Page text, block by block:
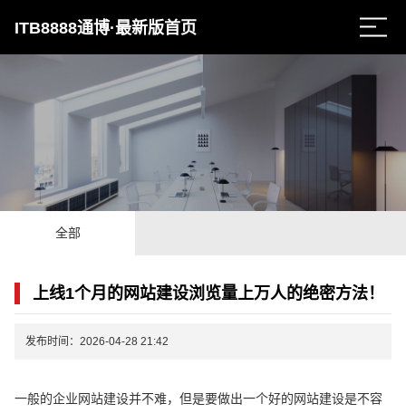
ITB8888通博·最新版首页
全部
上线1个月的网站建设浏览量上万人的绝密方法！
发布时间：2026-04-28 21:42
一般的企业网站建设并不难，但是要做出一个好的网站建设是不容